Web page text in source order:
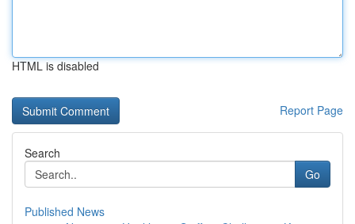
HTML is disabled
Report Page
Search
Go
Published News